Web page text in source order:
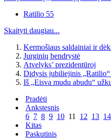
Ratilio 55
Skaityti daugiau...
Kermošiaus saldainiai ir
Jurginių bendrystė
Atvelyks’ prezidentūroj
Didysis jubiliejinis
Iš „Eisva mudu abudu“
Pradėti
Ankstesnis
6 7 8 9 10 11 12 13 14
Kitas
Paskutinis